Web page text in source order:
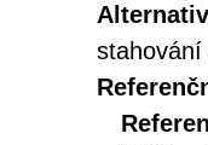
stahování